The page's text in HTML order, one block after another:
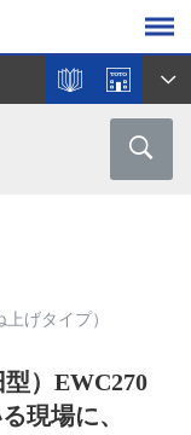
げタイプ）
）EWC270
現場に、